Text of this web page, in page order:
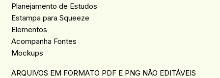
Planejamento de Estudos
Estampa para Squeeze
Elementos
Acompanha Fontes
Mockups
ARQUIVOS EM FORMATO PDF E PNG NÃO EDITÁVEIS